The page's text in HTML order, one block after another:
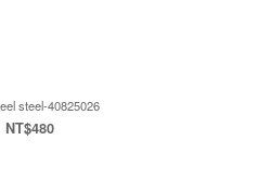
steel-40825026
NT$480